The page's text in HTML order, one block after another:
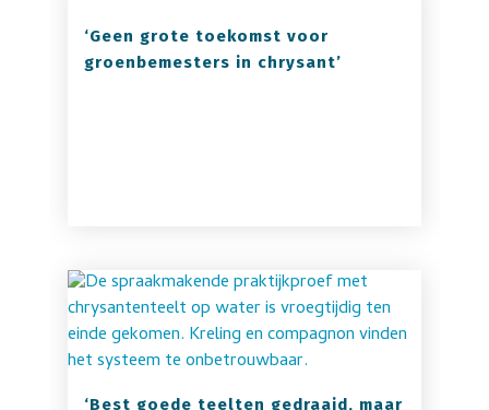
‘Geen grote toekomst voor
groenbemesters in chrysant’
‘Best goede teelten gedraaid, maar